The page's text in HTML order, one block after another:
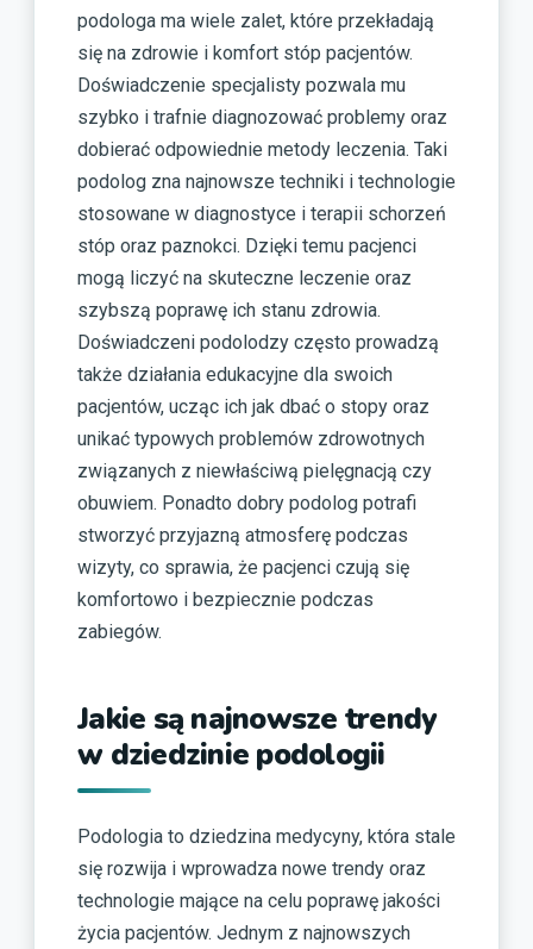
podologa ma wiele zalet, które przekładają
się na zdrowie i komfort stóp pacjentów.
Doświadczenie specjalisty pozwala mu
szybko i trafnie diagnozować problemy oraz
dobierać odpowiednie metody leczenia. Taki
podolog zna najnowsze techniki i technologie
stosowane w diagnostyce i terapii schorzeń
stóp oraz paznokci. Dzięki temu pacjenci
mogą liczyć na skuteczne leczenie oraz
szybszą poprawę ich stanu zdrowia.
Doświadczeni podolodzy często prowadzą
także działania edukacyjne dla swoich
pacjentów, ucząc ich jak dbać o stopy oraz
unikać typowych problemów zdrowotnych
związanych z niewłaściwą pielęgnacją czy
obuwiem. Ponadto dobry podolog potrafi
stworzyć przyjazną atmosferę podczas
wizyty, co sprawia, że pacjenci czują się
komfortowo i bezpiecznie podczas
zabiegów.
Jakie są najnowsze trendy
w dziedzinie podologii
Podologia to dziedzina medycyny, która stale
się rozwija i wprowadza nowe trendy oraz
technologie mające na celu poprawę jakości
życia pacjentów. Jednym z najnowszych